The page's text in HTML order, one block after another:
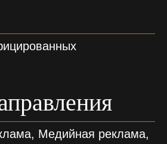
Медийная реклама,